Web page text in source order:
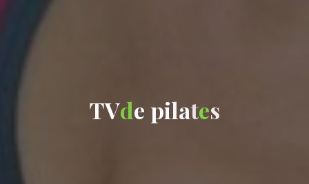
TVde pilates